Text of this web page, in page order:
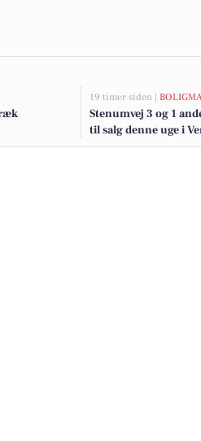
19 timer siden |
Stenumvej 3 og 1
til salg denne uge i
på grund af vejarbejde – omkørsel